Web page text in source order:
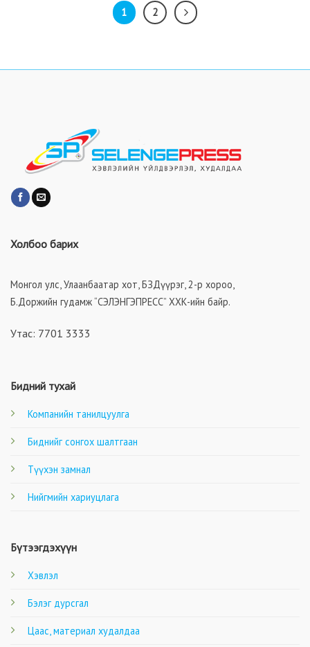
1 2
Бидний тухай
Компанийн танилцуулга
Биднийг сонгох шалтгаан
Түүхэн замнал
Нийгмийн хариуцлага
Бүтээгдэхүүн
Хэвлэл
Бэлэг дурсгал
Цаас, материал худалдаа
Холбоо барих
Монгол улс, Улаанбаатар хот, БЗДүүрэг, 2-р хороо,
Б.Доржийн гудамж “СЭЛЭНГЭПРЕСС” ХХК-ийн байр.
Утас: 7701 3333